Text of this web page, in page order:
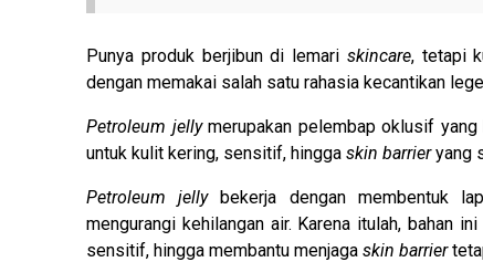
Punya produk berjibun di lemari skincare, tetapi
dengan memakai salah satu rahasia kecantikan
Petroleum jellymerupakan pelembap oklusif yang
untuk kulit kering, sensitif, hingga skin barrieryang
Petroleum jellybekerja dengan membentuk
mengurangi kehilangan air. Karena itulah, bahan
sensitif, hingga membantu menjaga skin barrier